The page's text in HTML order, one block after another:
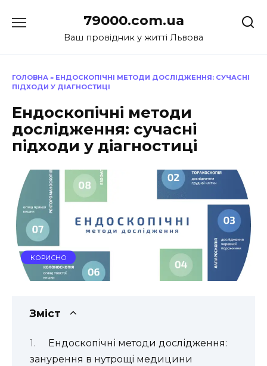
до
79000.com.ua
Ваш провідник у житті Львова
ГОЛОВНА » ЕНДОСКОПІЧНІ МЕТОДИ ДОСЛІДЖЕННЯ: СУЧАСНІ
ПІДХОДИ У ДІАГНОСТИЦІ
Ендоскопічні методи
дослідження: сучасні
підходи у діагностиці
КОРИСНО
Зміст
Ендоскопічні методи дослідження:
занурення в нутрощі медицини